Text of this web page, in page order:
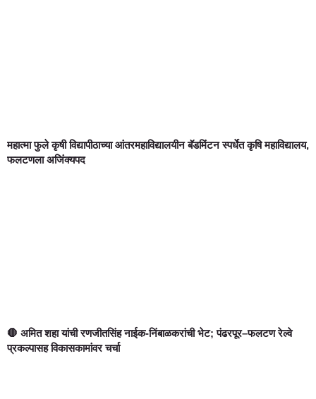
महात्मा फुले कृषी विद्यापीठाच्या आंतरमहाविद्यालयीन बॅडमिंटन स्पर्धेत कृषि महाविद्यालय,
फलटणला अजिंक्यपद
🛑 अमित शहा यांची रणजीतसिंह नाईक-निंबाळकरांची भेट; पंढरपूर–फलटण रेल्वे
प्रकल्पासह विकासकामांवर चर्चा